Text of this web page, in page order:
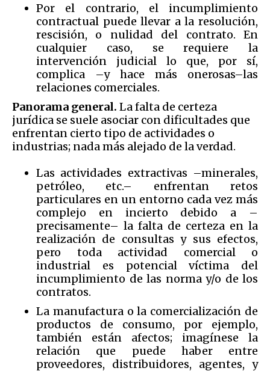
Por el contrario, el incumplimiento
contractual puede llevar a la resolución,
rescisión, o nulidad del contrato. En
cualquier caso, se requiere la
intervención judicial lo que, por sí,
complica –y hace más onerosas–las
relaciones comerciales.
Panorama general. La falta de certeza
jurídica se suele asociar con dificultades que
enfrentan cierto tipo de actividades o
industrias; nada más alejado de la verdad.
Las actividades extractivas –minerales,
petróleo, etc.– enfrentan retos
particulares en un entorno cada vez más
complejo en incierto debido a –
precisamente– la falta de certeza en la
realización de consultas y sus efectos,
pero toda actividad comercial o
industrial es potencial víctima del
incumplimiento de las norma y/o de los
contratos.
La manufactura o la comercialización de
productos de consumo, por ejemplo,
también están afectos; imagínese la
relación que puede haber entre
proveedores, distribuidores, agentes, y